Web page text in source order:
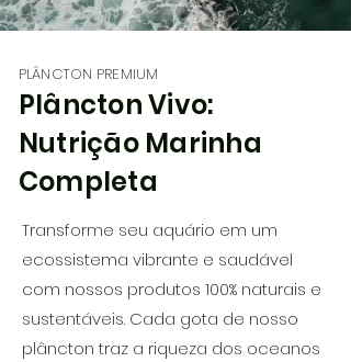
PLÂNCTON PREMIUM
Plâncton Vivo:
Nutrição Marinha
Completa
Transforme seu aquário em um
ecossistema vibrante e saudável
com nossos produtos 100% naturais e
sustentáveis. Cada gota de nosso
plâncton traz a riqueza dos oceanos